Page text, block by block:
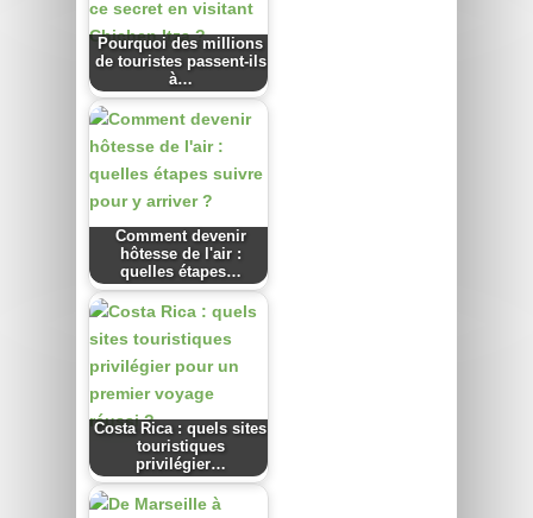
Pourquoi des millions
de touristes passent-ils
à…
Comment devenir
hôtesse de l'air :
quelles étapes…
Costa Rica : quels sites
touristiques
privilégier…